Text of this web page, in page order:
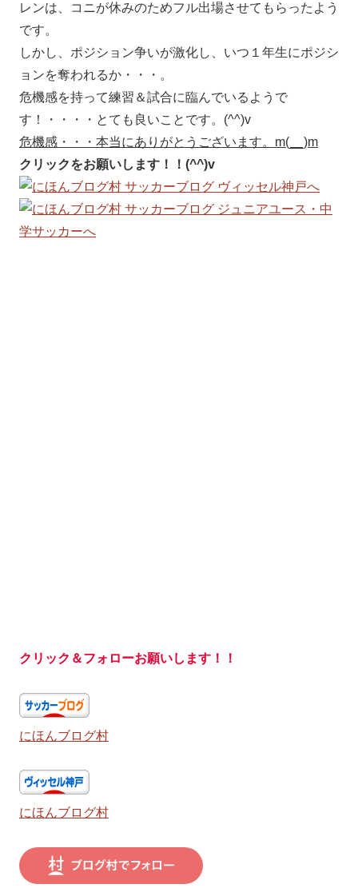
レンは、コニが休みのためフル出場させてもらったよう
です。
しかし、ポジション争いが激化し、いつ１年生にポジシ
ョンを奪われるか・・・。
危機感を持って練習＆試合に臨んでいるようで
す！・・・・とても良いことです。(^^)v
危機感・・・本当にありがとうございます。m(__)m
クリックをお願いします！！(^^)v
クリック＆フォローお願いします！！
にほんブログ村
にほんブログ村